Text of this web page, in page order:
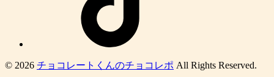
© 2026 チョコレートくんのチョコレポ All Rights Reserved.